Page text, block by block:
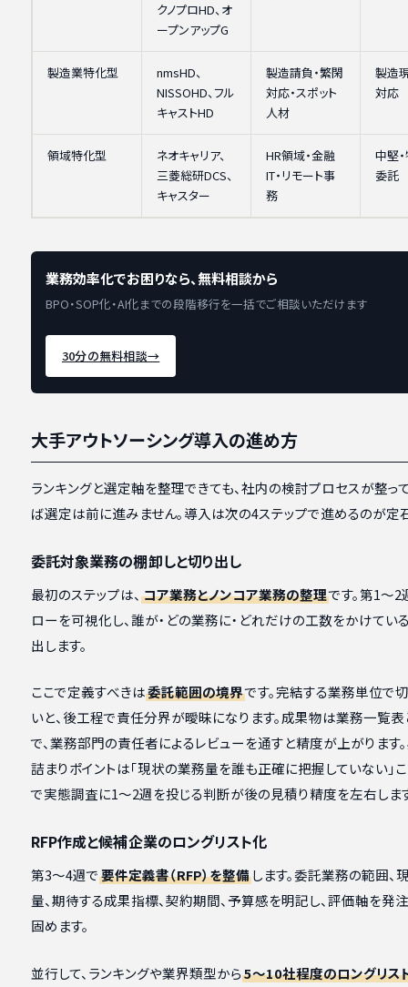
クノプロHD、オ
ープンアップG
製造業特化型
nmsHD、
NISSOHD、フル
キャストHD
製造請負・繁閑
対応・スポット
人材
製造
対応
領域特化型
ネオキャリア、
三菱総研DCS、
キャスター
HR領域・金融
IT・リモート事
務
中堅
委託
業務効率化でお困りなら、無料相談から
BPO・SOP化・AI化までの段階移行を一括でご相談いただけます
30分の無料相談→
大手アウトソーシング導入の進め方
ランキングと選定軸を整理できても、社内の検討プロセスが整っ
ば選定は前に進みません。導入は次の4ステップで進めるのが定
委託対象業務の棚卸しと切り出し
最初のステップは、 コア業務とノンコア業務の整理です。第1〜
ローを可視化し、誰が・どの業務に・どれだけの工数をかけてい
出します。
ここで定義すべきは委託範囲の境界です。完結する業務単位で
いと、後工程で責任分界が曖昧になります。成果物は業務一覧
で、業務部門の責任者によるレビューを通すと精度が上がります
詰まりポイントは「現状の業務量を誰も正確に把握していない」こ
で実態調査に1〜2週を投じる判断が後の見積り精度を左右しま
RFP作成と候補企業のロングリスト化
第3〜4週で要件定義書（RFP）を整備します。委託業務の範囲、
量、期待する成果指標、契約期間、予算感を明記し、評価軸を発
固めます。
並行して、ランキングや業界類型から5〜10社程度のロングリス